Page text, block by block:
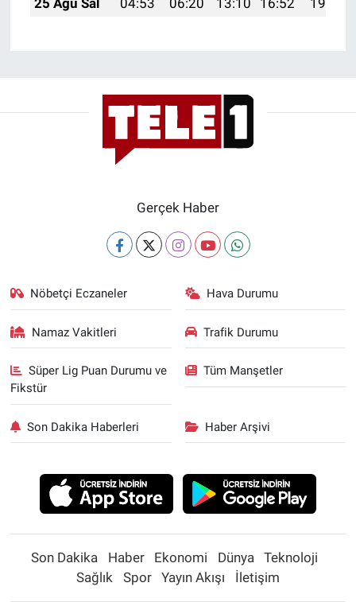
25 Ağu Sal
04:53 06:20 13:10 16:52 19:50
Gerçek Haber
Nöbetçi Eczaneler Hava Durumu
Namaz Vakitleri Trafik Durumu
Süper Lig Puan Durumu ve
Fikstür
Tüm Manşetler
Son Dakika Haberleri Haber Arşivi
Son Dakika Haber Ekonomi Dünya
Teknoloji
Sağlık
Spor Yayın Akışı İletişim